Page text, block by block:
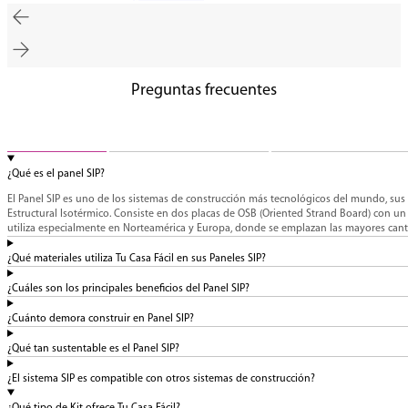
Preguntas frecuentes
¿Qué es el panel SIP?
El Panel SIP es uno de los sistemas de construcción más tecnológicos del mundo,
Estructural Isotérmico. Consiste en dos placas de OSB (Oriented Strand Board) con
utiliza especialmente en Norteamérica y Europa, donde se emplazan las mayores
¿Qué materiales utiliza Tu Casa Fácil en sus Paneles SIP?
¿Cuáles son los principales beneficios del Panel SIP?
¿Cuánto demora construir en Panel SIP?
¿Qué tan sustentable es el Panel SIP?
¿El sistema SIP es compatible con otros sistemas de construcción?